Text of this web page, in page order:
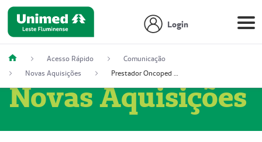
Login
Acesso Rápido
Comunicação
Novas Aquisições
Prestador Oncoped Serviços Médicos (51004335-0)
Novas Aquisições